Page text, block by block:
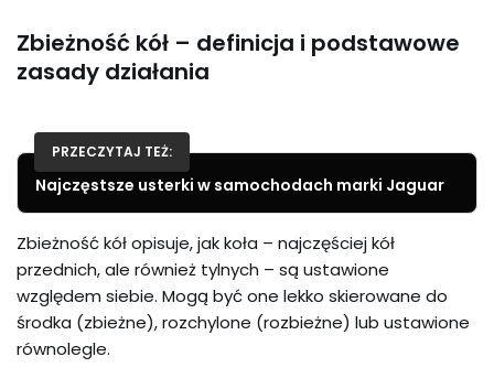
Zbieżność kół – definicja i podstawowe
zasady działania
PRZECZYTAJ TEŻ:
Najczęstsze usterki w samochodach marki Jaguar
Zbieżność kół opisuje, jak koła – najczęściej kół
przednich, ale również tylnych – są ustawione
względem siebie. Mogą być one lekko skierowane do
środka (zbieżne), rozchylone (rozbieżne) lub ustawione
równolegle.